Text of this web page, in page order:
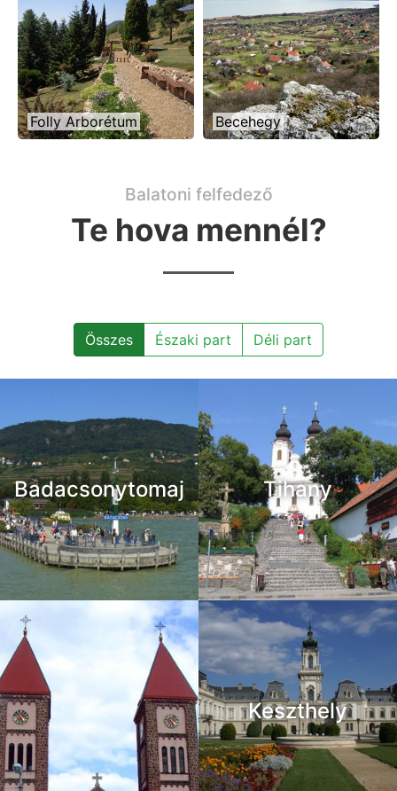
Folly Arborétum Becehegy
Balatoni felfedező
Te hova mennél?
Összes Északi part Déli part
Badacsonytomaj
Keszthely
Tihany